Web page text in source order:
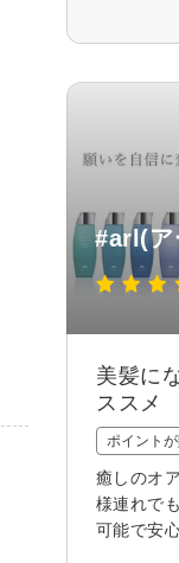
#arl(ア
美髪に
ススメ
ポイント
癒しのオ
様連れで
可能で安